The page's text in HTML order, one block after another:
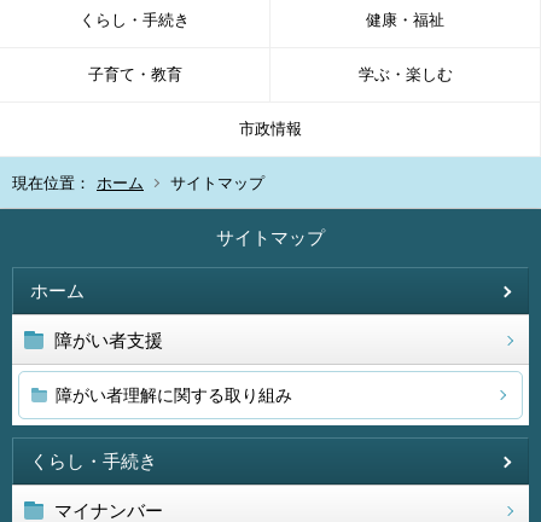
くらし・手続き 健康・福祉
子育て・教育 学ぶ・楽しむ
市政情報
現在位置： ホーム サイトマップ
サイトマップ
ホーム
障がい者支援
障がい者理解に関する取り組み
くらし・手続き
マイナンバー